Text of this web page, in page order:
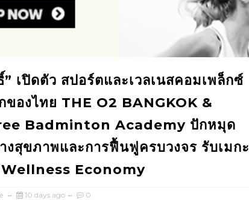
” เปิดตัว สปอร์ตและเวลเนสคอมเพล็กซ์
ของไทย THE O2 BANGKOK &
Badminton Academy ปักหมุด
งสุขภาพและการฟื้นฟูครบวงจร รับเมกะ
Wellness Economy
10 days ago 0